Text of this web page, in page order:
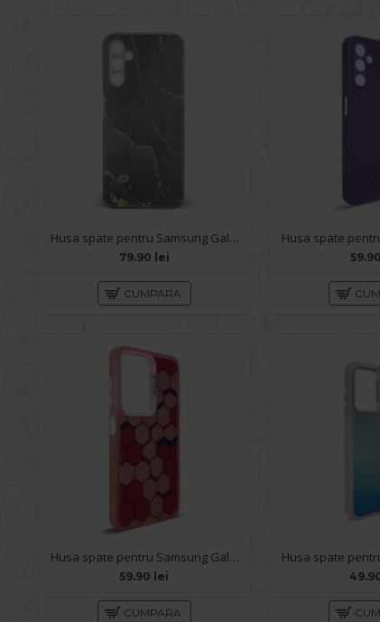
Husa spate pentru Samsung Galaxy A14- Deli Case Gold Black
79.90 lei
CUMPARA
Husa spate pentru Samsung Galaxy A14- Bozo case Rosu
59.90 lei
CUMPARA